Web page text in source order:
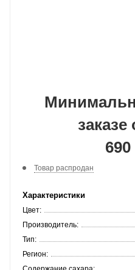
Товар распродан
Характеристики
Цвет:
Производитель:
Тип:
Регион: